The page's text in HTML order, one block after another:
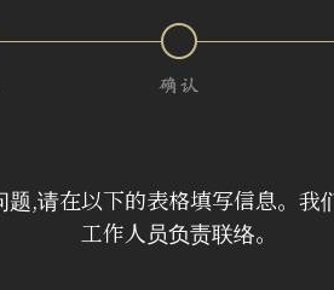
,请在以下的表格填写信息。 我
工作人员负责联络。